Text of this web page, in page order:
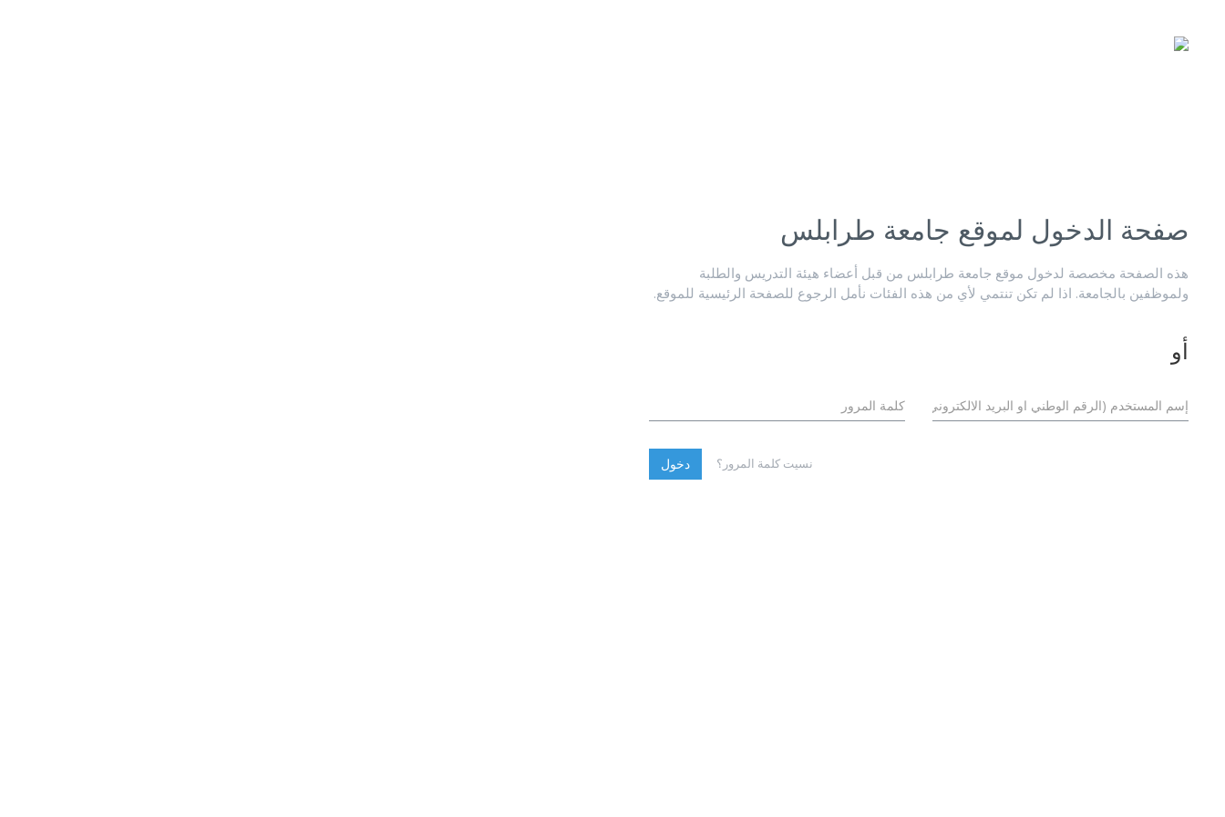
صفحة الدخول لموقع جامعة طرابلس
هذه الصفحة مخصصة لدخول موقع جامعة طرابلس من قبل أعضاء هيئة التدريس والطلبة
ولموظفين بالجامعة. اذا لم تكن تنتمي لأي من هذه الفئات نأمل الرجوع للصفحة الرئيسية للموقع.
أو
نسيت كلمة المرور؟ دخول